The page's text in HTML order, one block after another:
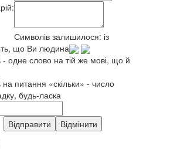
Символів залишилося: із
що Ви людина
- одне слово на тій же мові, що й
на питання «скільки» - число
будь-ласка